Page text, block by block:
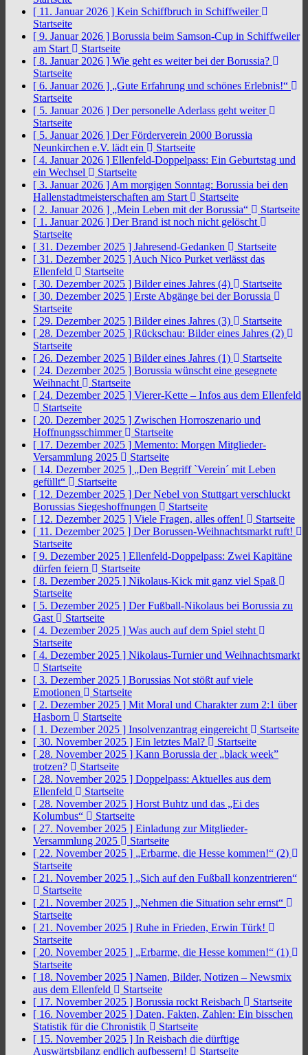
[ 11. Januar 2026 ] Kein Schiffbruch in Schiffweiler
Startseite
[ 9. Januar 2026 ] Borussia beim Samson-Cup in Schiffweiler
am Start
Startseite
[ 8. Januar 2026 ] Wie geht es weiter bei der Borussia?
Startseite
[ 6. Januar 2026 ] „Gute Erfahrung und schönes Erlebnis!“
Startseite
[ 5. Januar 2026 ] Der personelle Aderlass geht weiter
Startseite
[ 5. Januar 2026 ] Der Förderverein 2000 Borussia
Neunkirchen e.V. lädt ein
Startseite
[ 4. Januar 2026 ] Ellenfeld-Doppelpass: Ein Geburtstag und
ein Wechsel
Startseite
[ 3. Januar 2026 ] Am morgigen Sonntag: Borussia bei den
Hallenstadtmeisterschaften am Start
Startseite
[ 2. Januar 2026 ] „Mein Leben mit der Borussia“
Startseite
[ 1. Januar 2026 ] Der Brand ist noch nicht gelöscht
Startseite
[ 31. Dezember 2025 ] Jahresend-Gedanken
Startseite
[ 31. Dezember 2025 ] Auch Nico Purket verlässt das
Ellenfeld
Startseite
[ 30. Dezember 2025 ] Bilder eines Jahres (4)
Startseite
[ 30. Dezember 2025 ] Erste Abgänge bei der Borussia
Startseite
[ 29. Dezember 2025 ] Bilder eines Jahres (3)
Startseite
[ 28. Dezember 2025 ] Rückschau: Bilder eines Jahres (2)
Startseite
[ 26. Dezember 2025 ] Bilder eines Jahres (1)
Startseite
[ 24. Dezember 2025 ] Borussia wünscht eine gesegnete
Weihnacht
Startseite
[ 24. Dezember 2025 ] Vierer-Kette – Infos aus dem Ellenfeld
Startseite
[ 20. Dezember 2025 ] Zwischen Horroszenario und
Hoffnungsschimmer
Startseite
[ 17. Dezember 2025 ] Memento: Morgen Mitglieder-
Versammlung 2025
Startseite
[ 14. Dezember 2025 ] „Den Begriff `Verein´ mit Leben
gefüllt“
Startseite
[ 12. Dezember 2025 ] Der Nebel von Stuttgart verschluckt
Borussias Siegeshoffnungen
Startseite
[ 12. Dezember 2025 ] Viele Fragen, alles offen!
Startseite
[ 11. Dezember 2025 ] Der Borussen-Weihnachtsmarkt ruft!
Startseite
[ 9. Dezember 2025 ] Ellenfeld-Doppelpass: Zwei Kapitäne
dürfen feiern
Startseite
[ 8. Dezember 2025 ] Nikolaus-Kick mit ganz viel Spaß
Startseite
[ 5. Dezember 2025 ] Der Fußball-Nikolaus bei Borussia zu
Gast
Startseite
[ 4. Dezember 2025 ] Was auch auf dem Spiel steht
Startseite
[ 4. Dezember 2025 ] Nikolaus-Turnier und Weihnachtsmarkt
Startseite
[ 3. Dezember 2025 ] Borussias Not stößt auf viele
Emotionen
Startseite
[ 2. Dezember 2025 ] Mit Moral und Charakter zum 2:1 über
Hasborn
Startseite
[ 1. Dezember 2025 ] Insolvenzantrag eingereicht
Startseite
[ 30. November 2025 ] Ein letztes Mal?
Startseite
[ 28. November 2025 ] Kann Borussia der „black week”
trotzen?
Startseite
[ 28. November 2025 ] Doppelpass: Aktuelles aus dem
Ellenfeld
Startseite
[ 28. November 2025 ] Horst Buhtz und das „Ei des
Kolumbus“
Startseite
[ 27. November 2025 ] Einladung zur Mitglieder-
Versammlung 2025
Startseite
[ 22. November 2025 ] „Erbarme, die Hesse kommen!“ (2)
Startseite
[ 21. November 2025 ] „Sich auf den Fußball konzentrieren“
Startseite
[ 21. November 2025 ] „Nehmen die Situation sehr ernst“
Startseite
[ 21. November 2025 ] Ruhe in Frieden, Erwin Türk!
Startseite
[ 20. November 2025 ] „Erbarme, die Hesse kommen!“ (1)
Startseite
[ 18. November 2025 ] Namen, Bilder, Notizen – Newsmix
aus dem Ellenfeld
Startseite
[ 17. November 2025 ] Borussia rockt Reisbach
Startseite
[ 16. November 2025 ] Daten, Fakten, Zahlen: Ein bisschen
Statistik für die Chronistik
Startseite
[ 15. November 2025 ] In Reisbach die dürftige
Auswärtsbilanz endlich aufbessern!
Startseite